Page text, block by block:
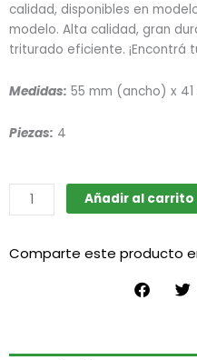
calidad, disponibles en
modelo. Alta calidad, gran
triturado eficiente. ¡Encontrá
Medidas: 55 mm (ancho) x
Piezas: 4
Picador
Grinder
E10
Añadir al carrito
Comparte este producto